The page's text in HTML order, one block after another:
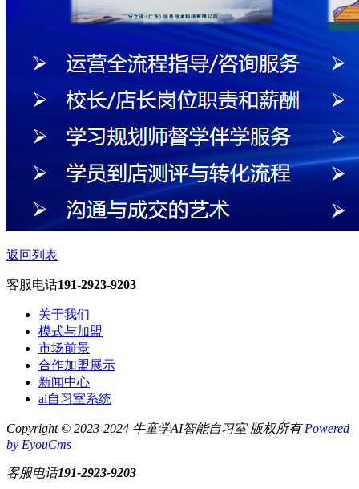
返回列表
客服电话191-2923-9203
关于我们
模式与加盟
市场前景
合作加盟展示
新闻中心
ai自习室系统
Copyright © 2023-2024 牛童学AI智能自习室 版权所有Powered
by EyouCms
客服电话191-2923-9203